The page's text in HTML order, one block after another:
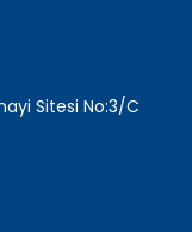
Sitesi No:3/C